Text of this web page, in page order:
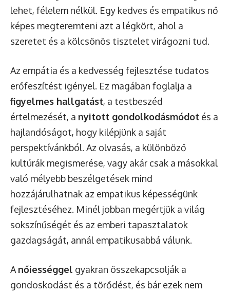
lehet, félelem nélkül. Egy kedves és empatikus nő
képes megteremteni azt a légkört, ahol a
szeretet és a kölcsönös tisztelet virágozni tud.
Az empátia és a kedvesség fejlesztése tudatos
erőfeszítést igényel. Ez magában foglalja a
figyelmes hallgatást, a testbeszéd
értelmezését, a nyitott gondolkodásmódot és a
hajlandóságot, hogy kilépjünk a saját
perspektívánkból. Az olvasás, a különböző
kultúrák megismerése, vagy akár csak a másokkal
való mélyebb beszélgetések mind
hozzájárulhatnak az empatikus képességünk
fejlesztéséhez. Minél jobban megértjük a világ
sokszínűségét és az emberi tapasztalatok
gazdagságát, annál empatikusabbá válunk.
A nőiességgel gyakran összekapcsolják a
gondoskodást és a törődést, és bár ezek nem